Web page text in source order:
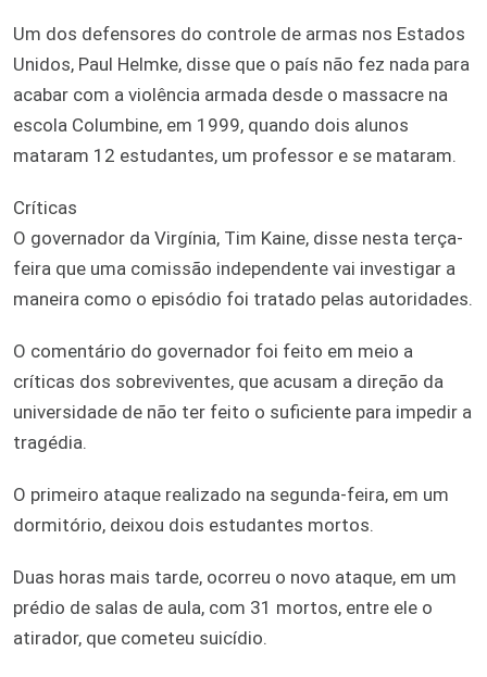
Um dos defensores do controle de armas nos Estados
Unidos, Paul Helmke, disse que o país não fez nada para
acabar com a violência armada desde o massacre na
escola Columbine, em 1999, quando dois alunos
mataram 12 estudantes, um professor e se mataram.
Críticas
O governador da Virgínia, Tim Kaine, disse nesta terça-
feira que uma comissão independente vai investigar a
maneira como o episódio foi tratado pelas autoridades.
O comentário do governador foi feito em meio a
críticas dos sobreviventes, que acusam a direção da
universidade de não ter feito o suficiente para impedir a
tragédia.
O primeiro ataque realizado na segunda-feira, em um
dormitório, deixou dois estudantes mortos.
Duas horas mais tarde, ocorreu o novo ataque, em um
prédio de salas de aula, com 31 mortos, entre ele o
atirador, que cometeu suicídio.